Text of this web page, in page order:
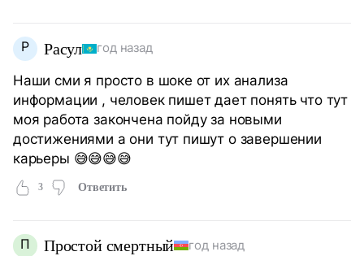
Р Расул год назад
Наши сми я просто в шоке от их анализа
информации , человек пишет дает понять что тут
моя работа закончена пойду за новыми
достижениями а они тут пишут о завершении
карьеры 😅😅😅😅
3 Ответить
П Простой смертный год назад